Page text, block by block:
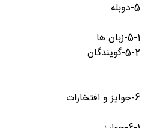
5-دوبله
5-1-زبان ها
5-2-گویندگان
6-جوایز و افتخارات